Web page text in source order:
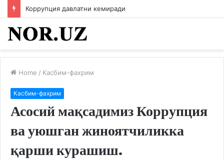
Коррупция давлатни кемиради
Home / Касбим-фахрим
Касбим-фахрим
Асосий мақсадимиз Коррупция
ва уюшган жиноятчиликка
қарши курашиш.